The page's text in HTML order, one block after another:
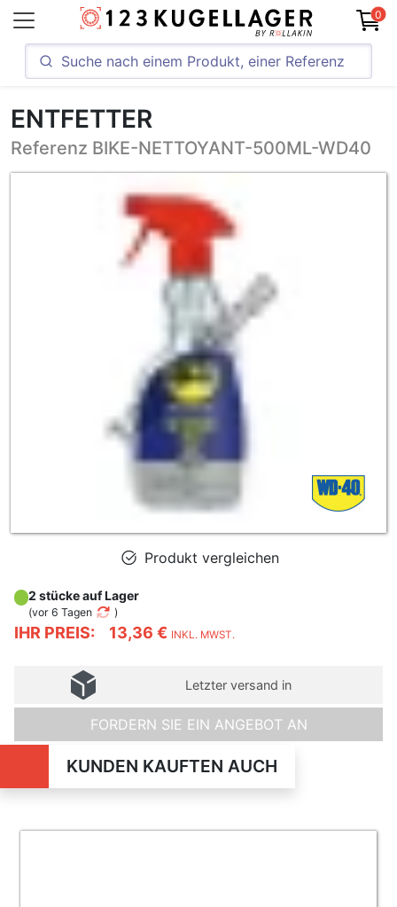
0
ENTFETTER
Referenz BIKE-NETTOYANT-500ML-WD40
Produkt vergleichen
IHR PREIS: 13,36 € INKL. MWST.
2 stücke auf Lager
(vor 6 Tagen )
Letzter versand in
FORDERN SIE EIN ANGEBOT AN
KUNDEN KAUFTEN AUCH